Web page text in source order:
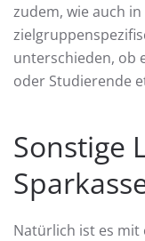
zudem, wie auch
unterschieden, ob
oder Studierende
Sonstige
Natürlich ist es mit